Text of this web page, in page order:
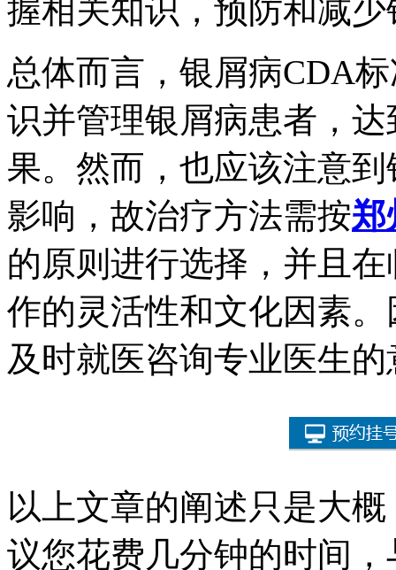
握相关知识，预防和减
总体而言，银屑病CDA
识并管理银屑病患者，
果。然而，也应该注意
影响，故治疗方法需按郑
的原则进行选择，并且
作的灵活性和文化因素
及时就医咨询专业医生
以上文章的阐述只是大
议您花费几分钟的时间，